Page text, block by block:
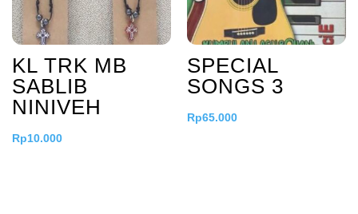
KL TRK MB
SABLIB
NINIVEH
Rp10.000
SPECIAL
SONGS 3
Rp65.000